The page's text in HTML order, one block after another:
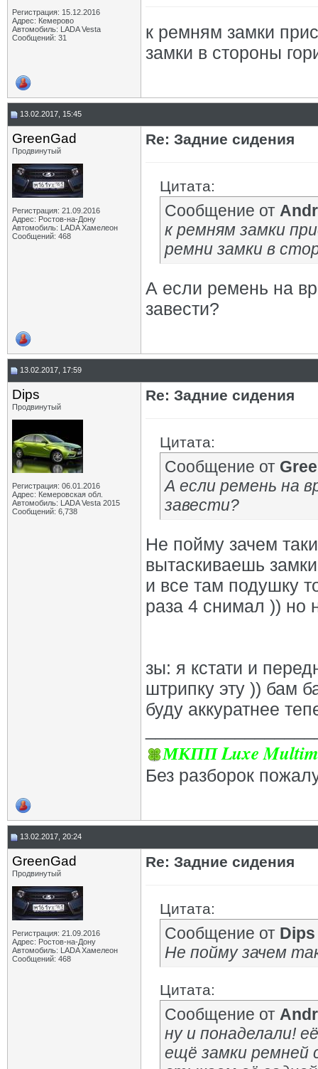
Регистрация: 15.12.2016
Адрес: Кемерово
Автомобиль: LADA Vesta
Сообщений: 31
к ремням замки
замки в стороны
13.02.2017, 15:45
GrееnGad
Продвинутый
Регистрация: 21.09.2016
Адрес: Ростов-на-Дону
Автомобиль: LADA Хамелеон
Сообщений: 468
Re: Задние сидения
Цитата:
Сообщение от
к ремням замки
ремни замки в
А если ремень на
завести?
13.02.2017, 17:59
Dips
Продвинутый
Регистрация: 06.01.2016
Адрес: Кемеровская обл.
Автомобиль: LADA Vesta 2015
Сообщений: 6,738
Re: Задние сидения
Цитата:
Сообщение от
А если ремень на
завести?
Не пойму зачем
вытаскиваешь
и все там подушку
раза 4 снимал )) но
зы: я кстати и
штрипку эту )) бам
буду аккуратнее
МКПП Luxe
Без разборок
13.02.2017, 20:24
GrееnGad
Продвинутый
Регистрация: 21.09.2016
Адрес: Ростов-на-Дону
Автомобиль: LADA Хамелеон
Сообщений: 468
Re: Задние сидения
Цитата:
Сообщение от Dips
Не пойму зачем
Цитата:
Сообщение от
ну и понаделали!
ещё замки ремней